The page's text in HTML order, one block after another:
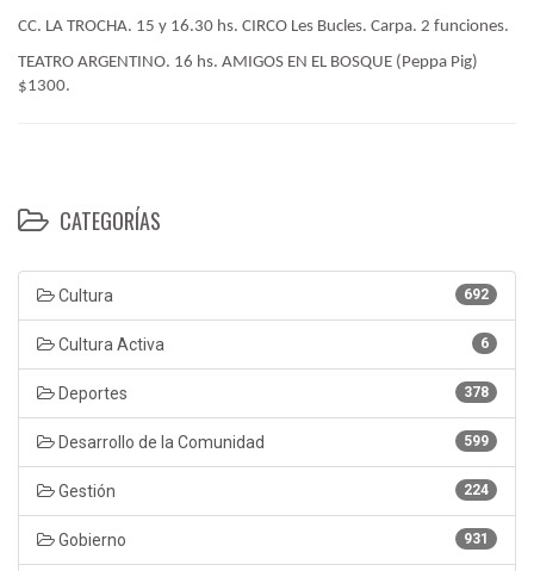
CC. LA TROCHA. 15 y 16.30 hs. CIRCO Les Bucles. Carpa. 2 funciones.
TEATRO ARGENTINO. 16 hs. AMIGOS EN EL BOSQUE (Peppa Pig)
$1300.
CATEGORÍAS
692
Cultura
6
Cultura Activa
378
Deportes
599
Desarrollo de la Comunidad
224
Gestión
931
Gobierno